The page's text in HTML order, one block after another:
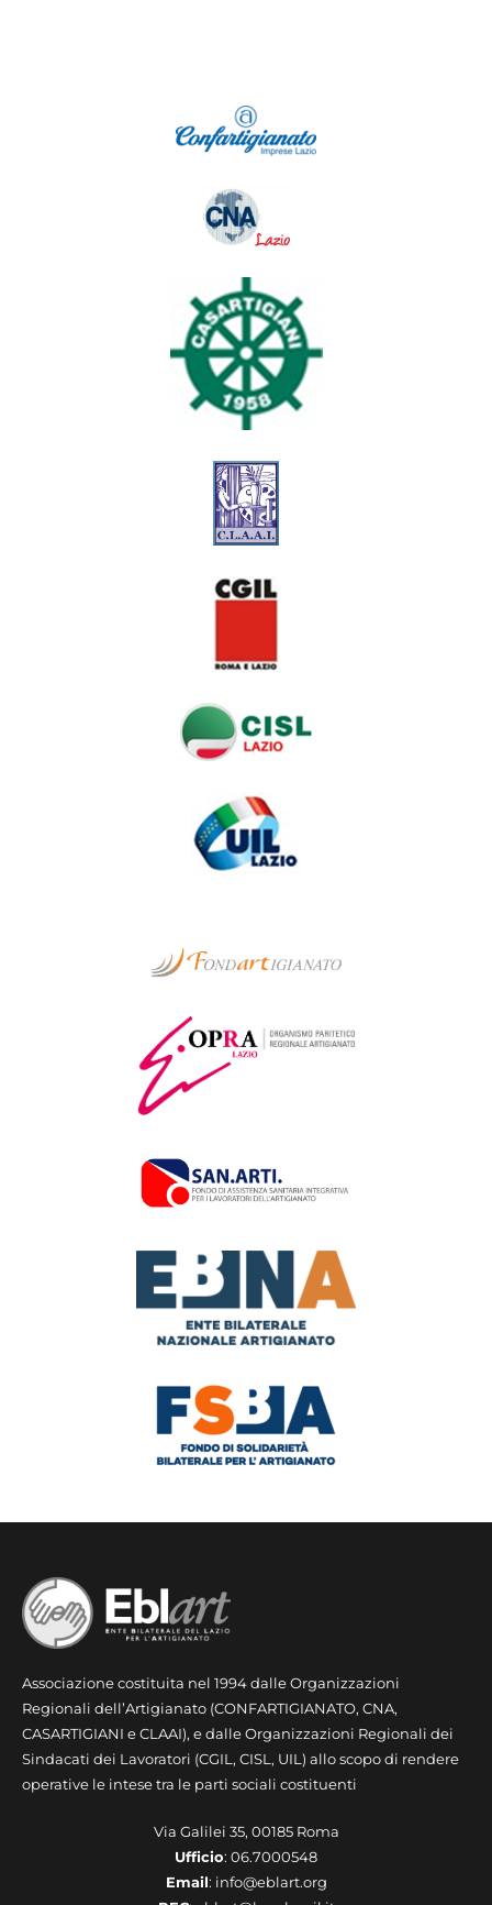
Associazione costituita nel 1994 dalle Organizzazioni
Regionali dell’Artigianato (CONFARTIGIANATO, CNA,
CASARTIGIANI e CLAAI), e dalle Organizzazioni Regionali dei
Sindacati dei Lavoratori (CGIL, CISL, UIL) allo scopo di rendere
operative le intese tra le parti sociali costituenti
Via Galilei 35, 00185 Roma
Ufficio: 06.7000548
Email: info@eblart.org